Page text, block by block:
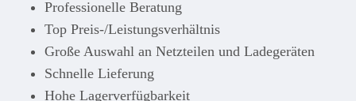
Professionelle Beratung
Top Preis-/Leistungsverhältnis
Große Auswahl an Netzteilen und Ladegeräten
Schnelle Lieferung
Hohe Lagerverfügbarkeit